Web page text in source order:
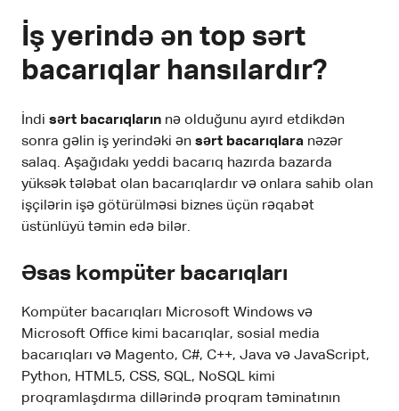
İş yerində ən top sərt
bacarıqlar hansılardır?
İndi sərt bacarıqların nə olduğunu ayırd etdikdən
sonra gəlin iş yerindəki ən sərt bacarıqlara nəzər
salaq. Aşağıdakı yeddi bacarıq hazırda bazarda
yüksək tələbat olan bacarıqlardır və onlara sahib olan
işçilərin işə götürülməsi biznes üçün rəqabət
üstünlüyü təmin edə bilər.
Əsas kompüter bacarıqları
Kompüter bacarıqları Microsoft Windows və
Microsoft Office kimi bacarıqlar, sosial media
bacarıqları və Magento, C#, C++, Java və JavaScript,
Python, HTML5, CSS, SQL, NoSQL kimi
proqramlaşdırma dillərində proqram təminatının